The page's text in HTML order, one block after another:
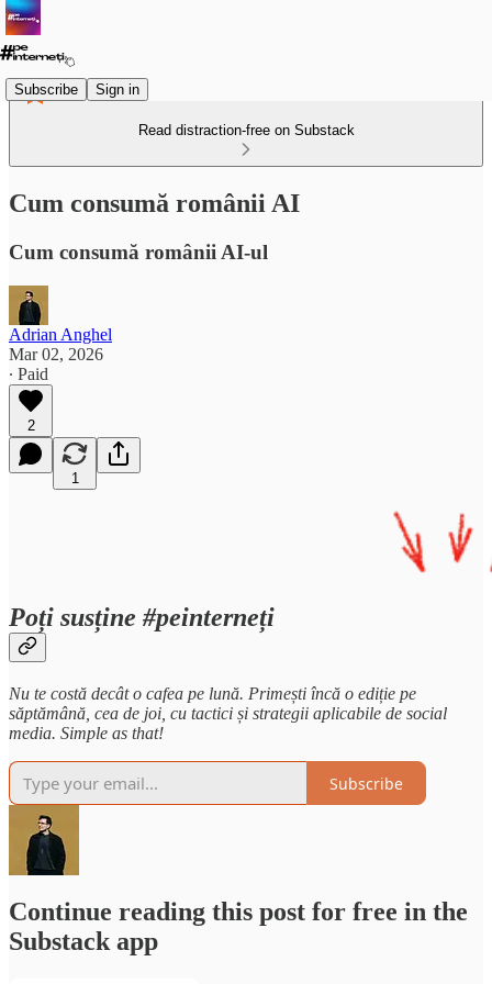
Subscribe Sign in
Read distraction-free on Substack
Cum consumă românii AI
Cum consumă românii AI-ul
Adrian Anghel
Mar 02, 2026
∙ Paid
2
1
Poți susține #peinterneți
Nu te costă decât o cafea pe lună. Primești încă o ediție pe
săptămână, cea de joi, cu tactici și strategii aplicabile de social
media. Simple as that!
Subscribe
Continue reading this post for free in the
Substack app